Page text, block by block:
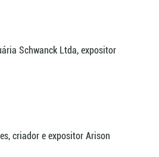
Schwanck Ltda, expositor
criador e expositor Arison